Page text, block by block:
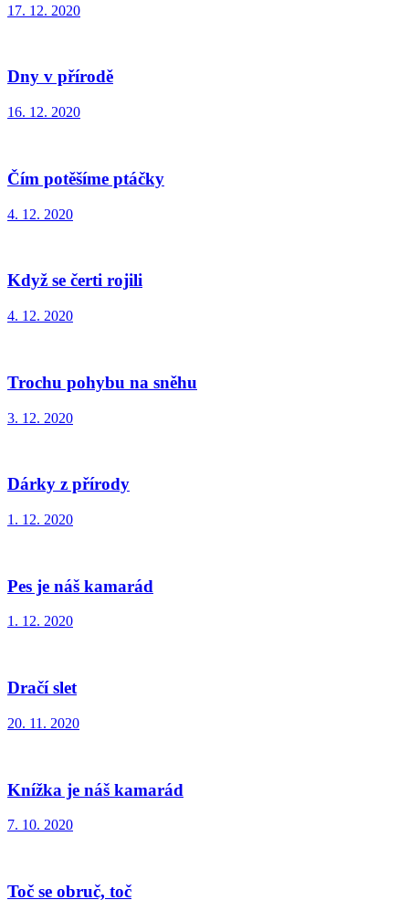
17. 12. 2020
Dny v přírodě
16. 12. 2020
Čím potěšíme ptáčky
4. 12. 2020
Když se čerti rojili
4. 12. 2020
Trochu pohybu na sněhu
3. 12. 2020
Dárky z přírody
1. 12. 2020
Pes je náš kamarád
1. 12. 2020
Dračí slet
20. 11. 2020
Knížka je náš kamarád
7. 10. 2020
Toč se obruč, toč